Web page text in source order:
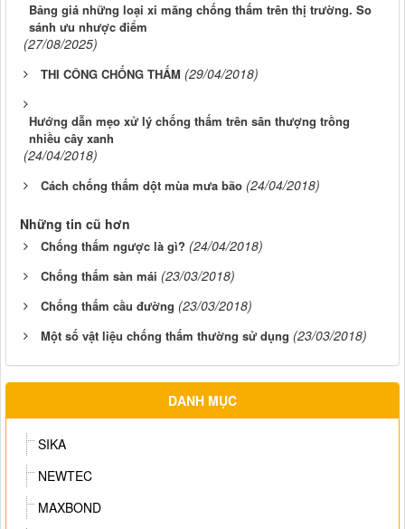
Bảng giá những loại xi măng chống thấm trên thị trường. So
sánh ưu nhược điểm
(27/08/2025)
THI CÔNG CHỐNG THẤM (29/04/2018)
Hướng dẫn mẹo xử lý chống thấm trên sân thượng trồng
nhiều cây xanh
(24/04/2018)
Cách chống thấm dột mùa mưa bão (24/04/2018)
Những tin cũ hơn
Chống thấm ngược là gì? (24/04/2018)
Chống thấm sàn mái (23/03/2018)
Chống thấm cầu đường (23/03/2018)
Một số vật liệu chống thấm thường sử dụng (23/03/2018)
DANH MỤC
SIKA
NEWTEC
MAXBOND